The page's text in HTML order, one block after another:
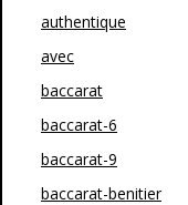
authentique
avec
baccarat
baccarat-6
baccarat-9
baccarat-benitier